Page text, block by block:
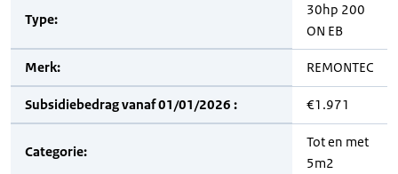
Type:
30hp 200
ON EB
Merk: REMONTEC
Subsidiebedrag vanaf 01/01/2026 : €1.971
Categorie:
Tot en met
5m2